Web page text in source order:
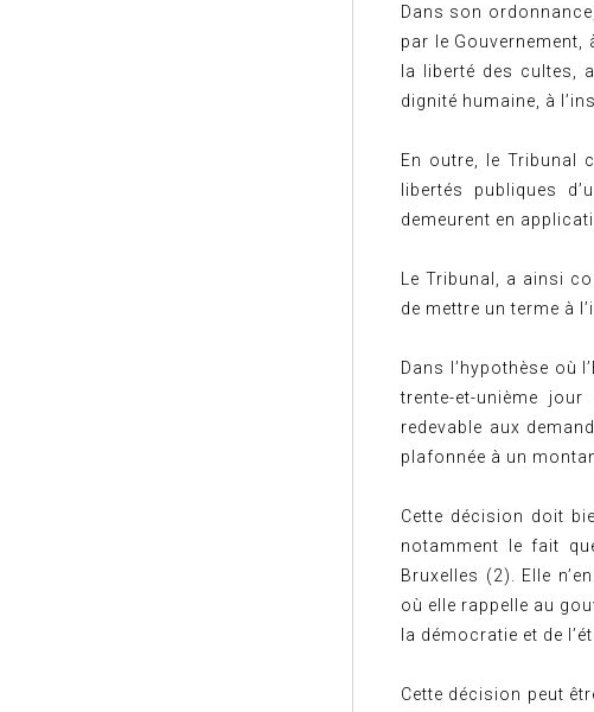
Dans son
par le
la liberté des cultes,
dignité humaine, à
En outre, le Tribunal
libertés publiques
demeurent en
Le Tribunal, a ainsi
de mettre un terme à
Dans l’hypothèse où
trente-et-unième
redevable aux
plafonnée à un
Cette décision doit
notamment le fait
Bruxelles (2). Elle
où elle rappelle au
la démocratie et de
Cette décision peut